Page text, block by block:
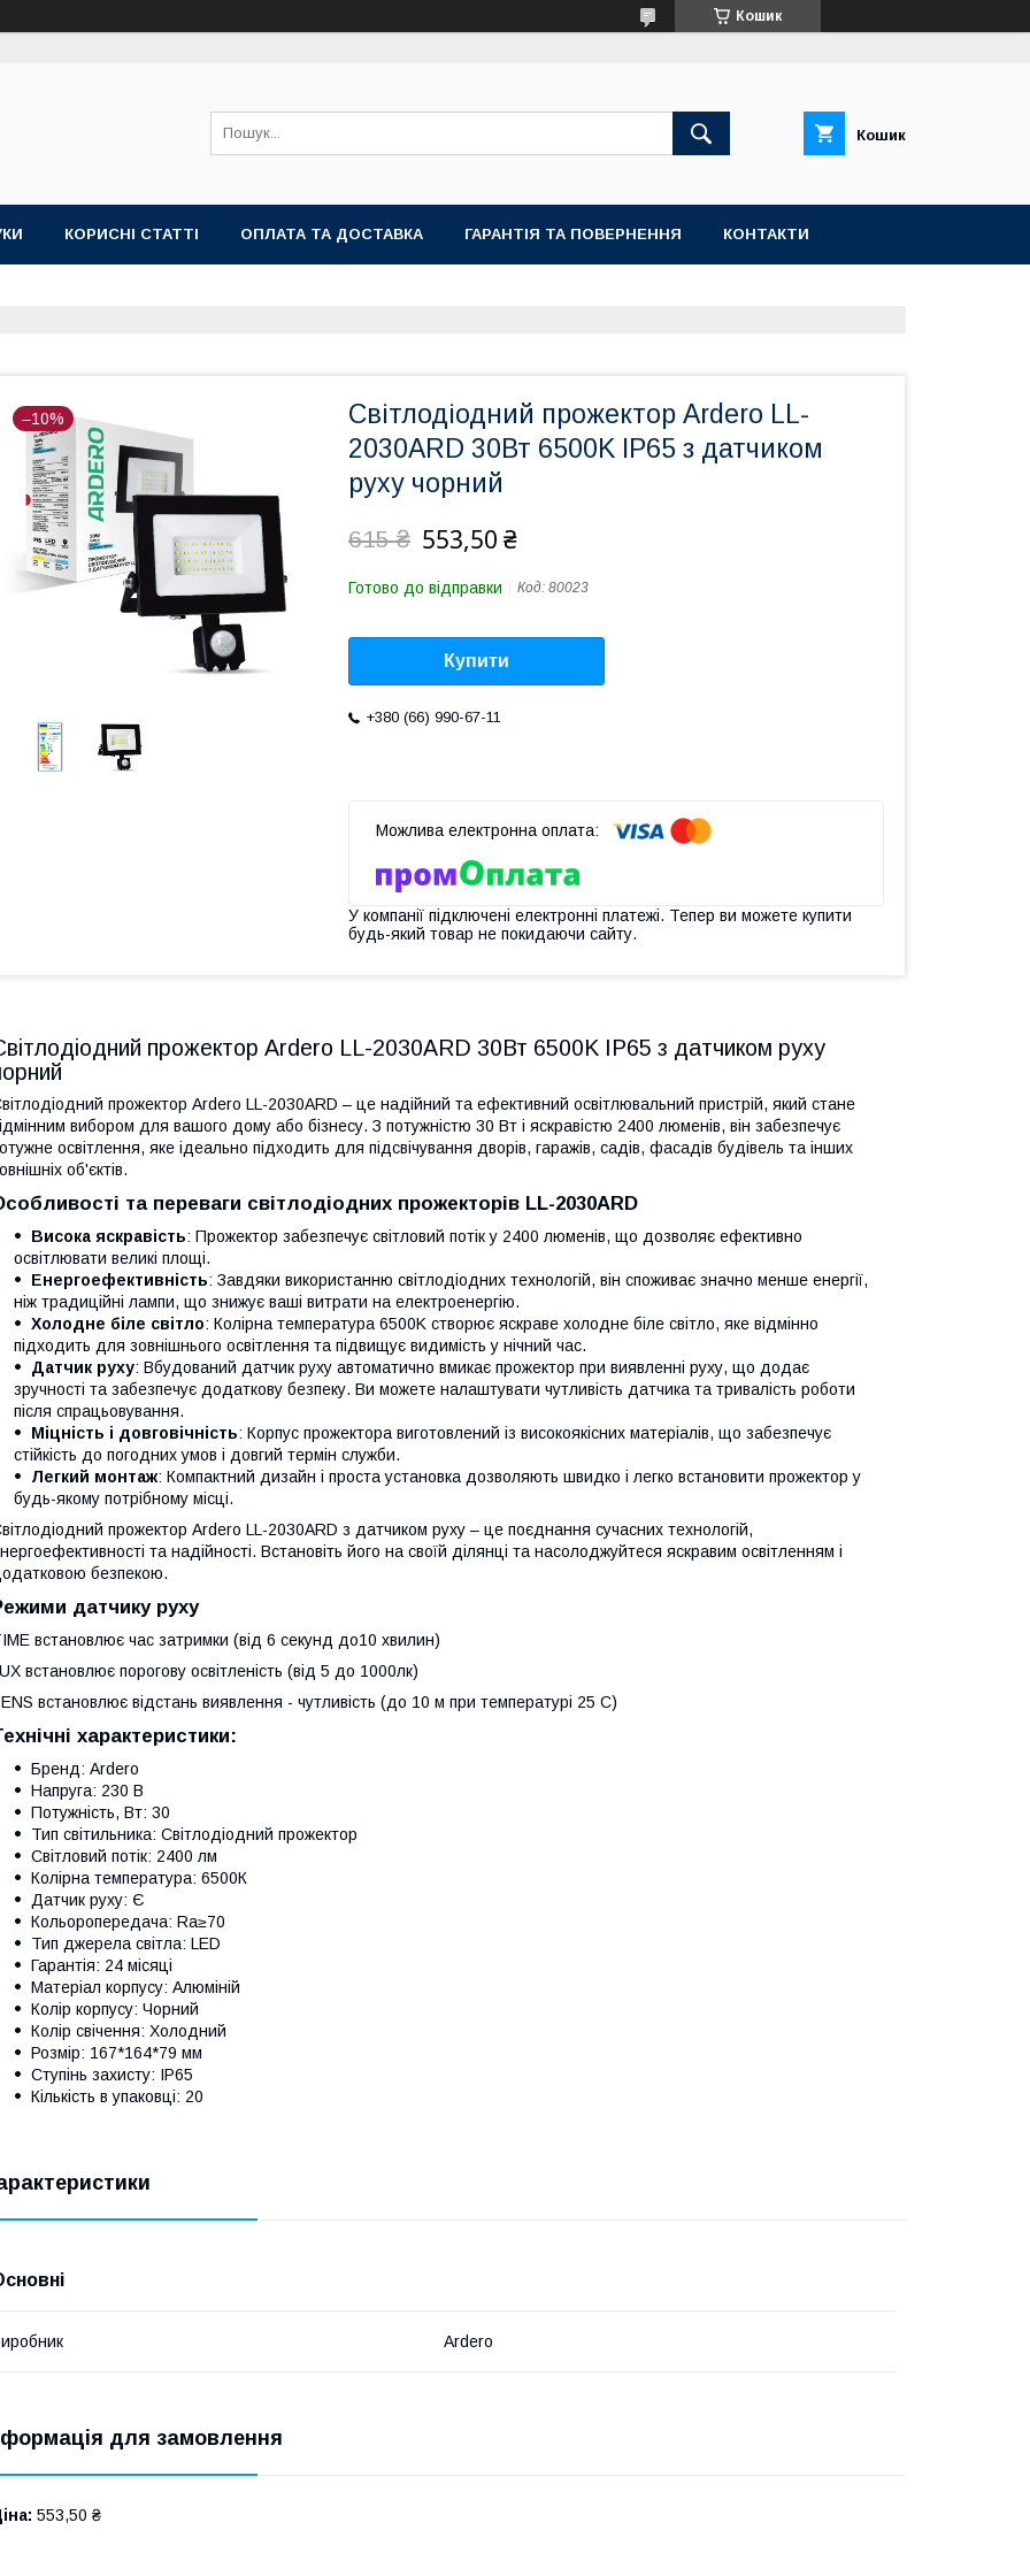
Кошик
Кошик
КОРИСНІ СТАТТІ ОПЛАТА ТА ДОСТАВКА ГАРАНТІЯ ТА ПОВЕРНЕННЯ КОНТАКТИ
–10%
Світлодіодний прожектор Ardero LL-
2030ARD 30Вт 6500K IP65 з датчиком
руху чорний
615 ₴ 553,50 ₴
Готово до відправки Код: 80023
Купити
+380 (66) 990-67-11
У компанії підключені електронні платежі. Тепер ви можете купити
будь-який товар не покидаючи сайту.
прожектор Ardero LL-2030ARD 30Вт 6500K IP65 з датчиком руху
прожектор Ardero LL-2030ARD – це надійний та ефективний освітлювальний пристрій, який стане
вибором для вашого дому або бізнесу. З потужністю 30 Вт і яскравістю 2400 люменів, він забезпечує
освітлення, яке ідеально підходить для підсвічування дворів, гаражів, садів, фасадів будівель та інших
об'єктів.
та переваги світлодіодних прожекторів LL-2030ARD
Висока яскравість: Прожектор забезпечує світловий потік у 2400 люменів, що дозволяє ефективно
освітлювати великі площі.
Енергоефективність: Завдяки використанню світлодіодних технологій, він споживає значно менше енергії,
ніж традиційні лампи, що знижує ваші витрати на електроенергію.
Холодне біле світло: Колірна температура 6500K створює яскраве холодне біле світло, яке відмінно
підходить для зовнішнього освітлення та підвищує видимість у нічний час.
Датчик руху: Вбудований датчик руху автоматично вмикає прожектор при виявленні руху, що додає
зручності та забезпечує додаткову безпеку. Ви можете налаштувати чутливість датчика та тривалість роботи
після спрацьовування.
Міцність і довговічність: Корпус прожектора виготовлений із високоякісних матеріалів, що забезпечує
стійкість до погодних умов і довгий термін служби.
Легкий монтаж: Компактний дизайн і проста установка дозволяють швидко і легко встановити прожектор у
будь-якому потрібному місці.
прожектор Ardero LL-2030ARD з датчиком руху – це поєднання сучасних технологій,
та надійності. Встановіть його на своїй ділянці та насолоджуйтеся яскравим освітленням і
безпекою.
датчику руху
встановлює час затримки (від 6 секунд до10 хвилин)
встановлює порогову освітленість (від 5 до 1000лк)
встановлює відстань виявлення - чутливість (до 10 м при температурі 25 С)
характеристики:
Бренд: Ardero
Напруга: 230 В
Потужність, Вт: 30
Тип світильника: Світлодіодний прожектор
Світловий потік: 2400 лм
Колірна температура: 6500К
Датчик руху: Є
Кольоропередача: Ra≥70
Тип джерела світла: LED
Гарантія: 24 місяці
Матеріал корпусу: Алюміній
Колір корпусу: Чорний
Колір свічення: Холодний
Розмір: 167*164*79 мм
Ступінь захисту: IP65
Кількість в упаковці: 20
Ardero
для замовлення
553,50 ₴